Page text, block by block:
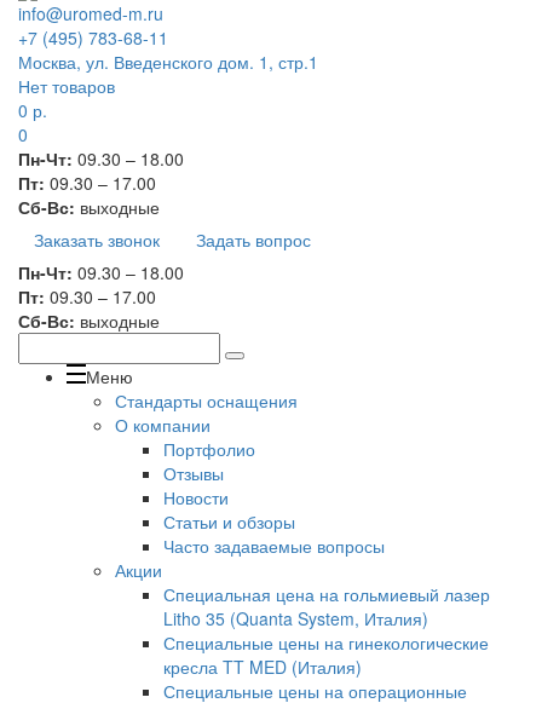
info@uromed-m.ru
+7 (495) 783-68-11
Москва, ул. Введенского дом. 1, стр.1
Нет товаров
0 р.
0
Пн-Чт: 09.30 – 18.00
Пт: 09.30 – 17.00
Сб-Вс: выходные
Заказать звонок
Задать вопрос
Пн-Чт: 09.30 – 18.00
Пт: 09.30 – 17.00
Сб-Вс: выходные
Меню
Стандарты оснащения
О компании
Портфолио
Отзывы
Новости
Статьи и обзоры
Часто задаваемые вопросы
Акции
Специальная цена на гольмиевый лазер
Litho 35 (Quanta System, Италия)
Специальные цены на гинекологические
кресла TT MED (Италия)
Специальные цены на операционные